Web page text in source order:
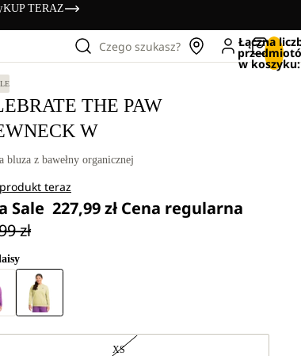
KUP TERAZ
Czego szukasz? Łączna
w
THE PAW
W
bluza z bawełny organicznej
teraz
Sale 227,99 zł Cena regularna
zł
XS